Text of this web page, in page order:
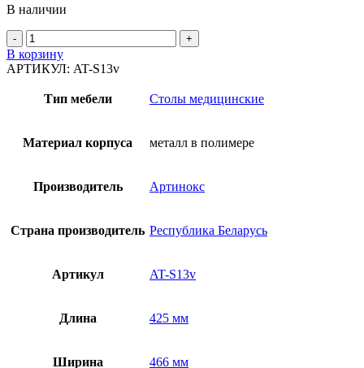
В наличии
Количество
товара
Шкаф
хранения
стеклах
цитологии
S13v
В корзину
АРТИКУЛ: AT-S13v
Тип мебели Столы медицинские
Материал корпуса металл в полимере
Производитель Артинокс
Страна производитель Республика Беларусь
Артикул AT-S13v
Длина 425 мм
Ширина 466 мм